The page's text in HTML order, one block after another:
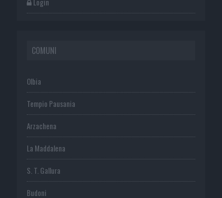
COMUNI
Olbia
Tempio Pausania
Arzachena
La Maddalena
S. T. Gallura
Budoni